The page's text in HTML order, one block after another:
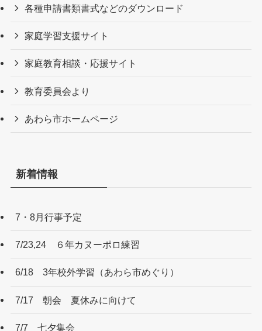
各種申請書類書式などのダウンロード
家庭学習支援サイト
家庭教育相談・応援サイト
教育委員会より
あわら市ホームページ
新着情報
7・8月行事予定
7/23,24 ６年カヌーポロ練習
6/18 3年校外学習（あわら市めぐり）
7/17 朝会 夏休みに向けて
7/7 七夕集会